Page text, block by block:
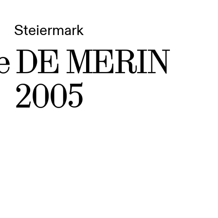
Steiermark
DE MERIN
2005